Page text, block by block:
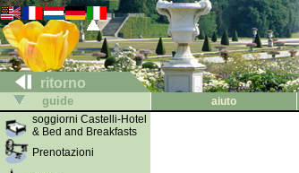
ritorno
guide aiuto
soggiorni Castelli-Hotel
& Bed and Breakfasts
Prenotazioni